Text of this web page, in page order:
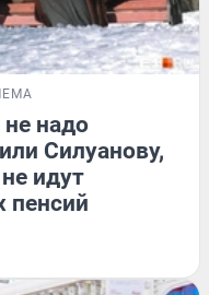
не надо
Силуанову,
идут
пенсий